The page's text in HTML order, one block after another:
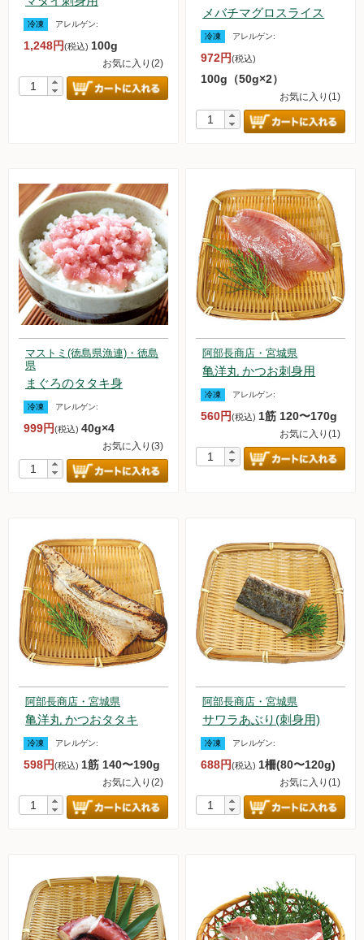
冷凍 アレルゲン:
1,248円(税込) 100g
お気に入り(2)
メバチマグロスライス
冷凍 アレルゲン:
972円(税込)
100g（50g×2）
お気に入り(1)
マストミ(徳島県漁連)・徳島
県
まぐろのタタキ身
冷凍 アレルゲン:
999円(税込) 40g×4
お気に入り(3)
阿部長商店・宮城県
亀洋丸 かつお刺身用
冷凍 アレルゲン:
560円(税込) 1筋 120〜170g
お気に入り(1)
阿部長商店・宮城県
亀洋丸 かつおタタキ
冷凍 アレルゲン:
598円(税込) 1筋 140〜190g
お気に入り(2)
阿部長商店・宮城県
サワラあぶり(刺身用)
冷凍 アレルゲン:
688円(税込) 1柵(80〜120g)
お気に入り(1)